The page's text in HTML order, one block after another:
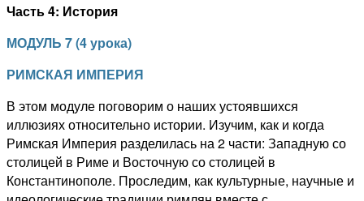
Часть 4: История
МОДУЛЬ 7(4урока)
РИМСКАЯ ИМПЕРИЯ
В этом модуле поговорим о наших устоявшихся
иллюзиях относительно истории. Изучим, как и когда
Римская Империя разделилась на 2 части: Западную со
столицей в Риме и Восточную со столицей в
Константинополе. Проследим, как культурные, научные и